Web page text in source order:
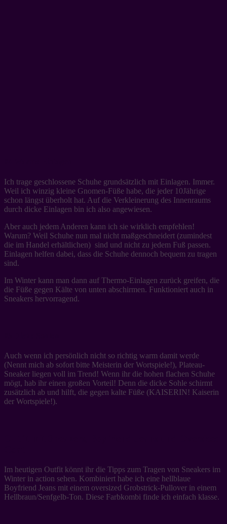
Ich trage geschlossene Schuhe grundsätzlich mit Einlagen. Immer.
Weil ich winzig kleine Gnomen-Füße habe, die jeder 10Jährige
schon längst überholt hat. Auf die Verkleinerung des Innenraums
durch dicke Einlagen bin ich also angewiesen.
Aber auch jedem Anderen kann ich sie wirklich empfehlen!
Warum? Weil Schuhe nun mal nicht maßgeschneidert (zumindest
die im Handel erhältlichen) sind und nicht zu jedem Fuß passen.
Einlagen helfen dabei, dass die Schuhe dennoch bequem zu tragen
sind.
Im Winter kann man dann auf Thermo-Einlagen zurück greifen, die
die Füße gegen Kälte von unten abschirmen. Funktioniert auch in
Sneakers hervorragend.
Auch wenn ich persönlich nicht so richtig warm damit werde
(Nennt mich ab sofort bitte Meisterin der Wortspiele!), Plateau-
Sneaker liegen voll im Trend! Wenn ihr die hohen flachen Schuhe
mögt, hab ihr einen großen Vorteil! Denn die dicke Sohle schirmt
zusätzlich ab und hilft, die gegen kalte Füße (KAISERIN! Kaiserin
der Wortspiele!).
Im heutigen Outfit könnt ihr die Tipps zum Tragen von Sneakers im
Winter in action sehen. Kombiniert habe ich eine hellblaue
Boyfriend Jeans mit einem oversized Grobstrick-Pullover in einem
Hellbraun/Senfgelb-Ton. Diese Farbkombi finde ich einfach klasse.